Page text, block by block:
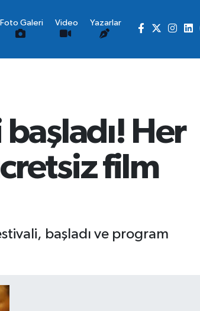
Foto Galeri Video Yazarlar
Her
film
başladı ve program